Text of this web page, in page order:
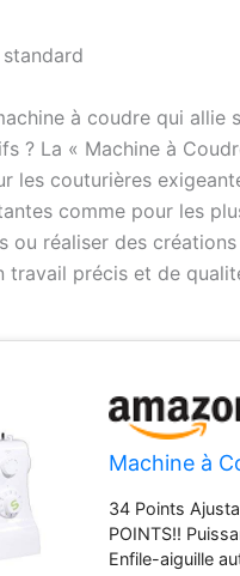
à coudre qui
? La « Machine à
les couturières
comme pour les
ou réaliser des
travail précis et de
Machine à
34 Points
POINTS!!
Enfile-aiguille